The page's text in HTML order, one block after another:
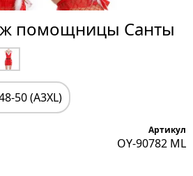
помощницы Санты
50 (A3XL)
Артикул
OY-90782 ML